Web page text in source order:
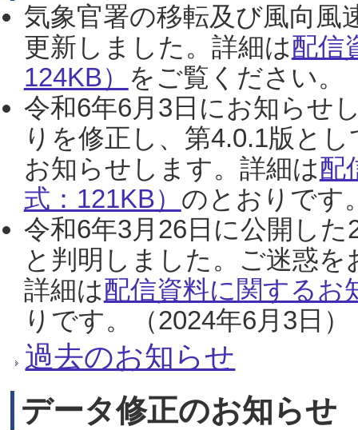
気象官署の移転及び風向風
更新しました。詳細は配信
124KB） をご覧ください。
令和6年6月3日にお知らせ
りを修正し、第4.0.1版と
お知らせします。詳細は配
式：121KB） のとおりです
令和6年3月26日に公開し
と判明しました。ご迷惑
詳細は配信資料に関するお
りです。（2024年6月3日）
過去のお知らせ
データ修正のお知らせ